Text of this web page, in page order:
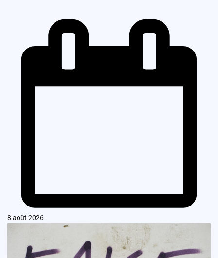
8 août 2026